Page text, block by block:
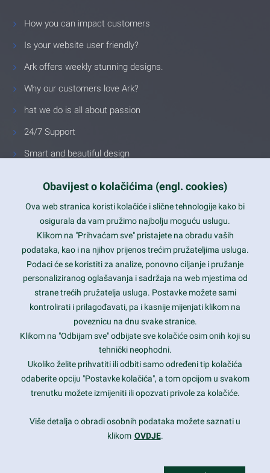
How you can impact customers
Is your website user friendly?
Ark offers weekly stunning designs.
Why our customers love Ark?
hat we do is all about passion
24/7 Support
Smart and beautiful design
Latest trends and much more...
Contact Info
1600 Amphitheatre Parkway, Mountain View, CA 94043
prothemes.net@gmail.com
Daily: 9:00 am - 6:00 pm
Sunday: Closed
Copyright 2017FRESHFACE© All Rights Reserved
Obavijest o kolačićima (engl. cookies)
Ova web stranica koristi kolačiće i slične tehnologije kako bi
osigurala da vam pružimo najbolju moguću uslugu.
Klikom na "Prihvaćam sve" pristajete na obradu vaših
podataka, kao i na njihov prijenos trećim pružateljima usluga.
Podaci će se koristiti za analize, ponovno ciljanje i pružanje
personaliziranog oglašavanja i sadržaja na web mjestima od
strane trećih pružatelja usluga. Postavke možete sami
kontrolirati i prilagođavati, pa i kasnije mijenjati klikom na
poveznicu na dnu svake stranice.
Klikom na "Odbijam sve" odbijate sve kolačiće osim onih koji su
tehnički neophodni.
Ukoliko želite prihvatiti ili odbiti samo određeni tip kolačića
odaberite opciju "Postavke kolačića", a tom opcijom u svakom
trenutku možete izmijeniti ili opozvati privole za kolačiće.
Više detalja o obradi osobnih podataka možete saznati u
klikom OVDJE.